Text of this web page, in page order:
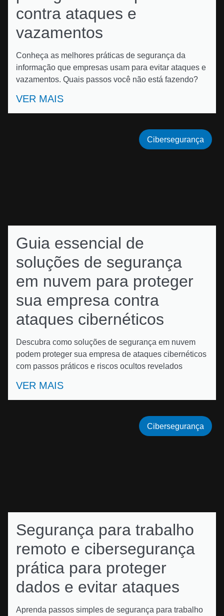
contra ataques e
vazamentos
Conheça as melhores práticas de segurança da
informação que empresas usam para evitar ataques e
vazamentos. Quais passos você não está fazendo?
VER MAIS
Guia essencial de
soluções de segurança
em nuvem para proteger
sua empresa contra
ataques cibernéticos
Descubra como soluções de segurança em nuvem
podem proteger sua empresa de ataques cibernéticos
com passos práticos e riscos ocultos revelados
VER MAIS
Cibersegurança
Segurança para trabalho
remoto e cibersegurança
prática para proteger
dados e evitar ataques
Aprenda passos simples de segurança para trabalho
Cibersegurança